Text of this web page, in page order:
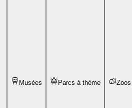
Musées Parcs à thème Zoos